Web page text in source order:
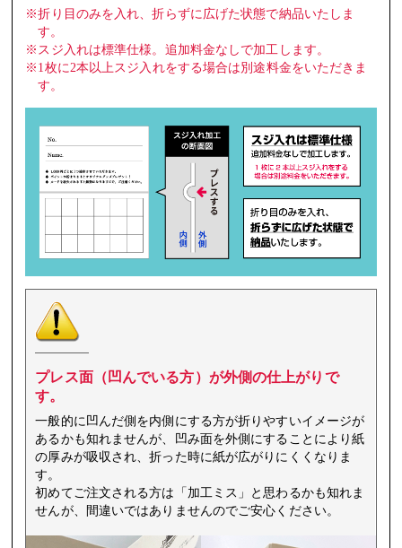
※折り目のみを入れ、折らずに広げた状態で納品いたしま
す。
※スジ入れは標準仕様。追加料金なしで加工します。
※1枚に2本以上スジ入れをする場合は別途料金をいただきま
す。
プレス面（凹んでいる方）が外側の仕上がりで
す。
一般的に凹んだ側を内側にする方が折りやすいイメージが
あるかも知れませんが、凹み面を外側にすることにより紙
の厚みが吸収され、折った時に紙が広がりにくくなりま
す。
初めてご注文される方は「加工ミス」と思わるかも知れま
せんが、間違いではありませんのでご安心ください。